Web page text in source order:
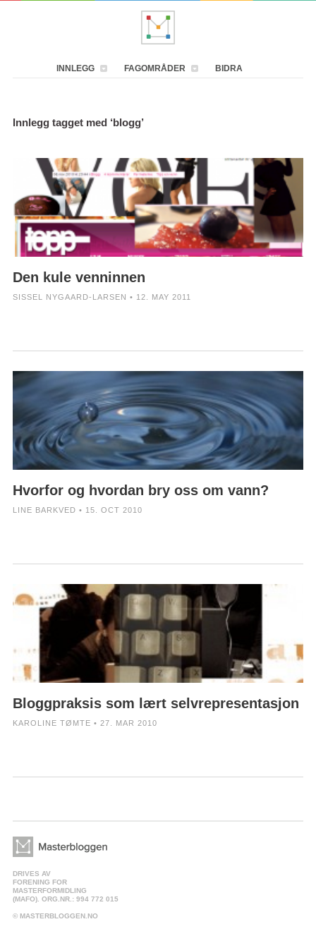
INNLEGG FAGOMRÅDER BIDRA
Innlegg tagget med ‘blogg’
Den kule venninnen
SISSEL NYGAARD-LARSEN • 12. MAY 2011
Hvorfor og hvordan bry oss om vann?
LINE BARKVED • 15. OCT 2010
Bloggpraksis som lært selvrepresentasjon
KAROLINE TØMTE • 27. MAR 2010
DRIVES AV
FORENING FOR
MASTERFORMIDLING
(MAFO). ORG.NR.: 994 772 015
© MASTERBLOGGEN.NO